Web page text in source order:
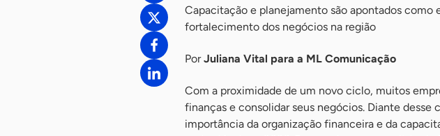
Capacitação e planejamento são apontados como
fortalecimento dos negócios na região
PorJuliana Vital para a ML Comunicação
Com a proximidade de um novo ciclo, muitos
finanças e consolidar seus negócios. Diante desse
importância da organização financeira e da